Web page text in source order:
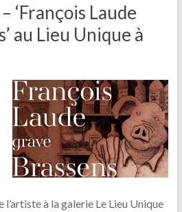
‘François Laude
au Lieu Unique à
l’artiste à la galerie Le Lieu Unique